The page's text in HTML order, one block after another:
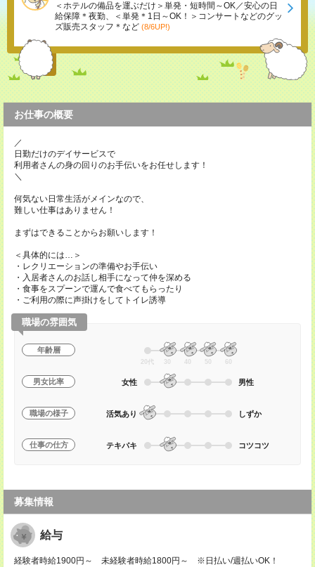
＜ホテルの備品を運ぶだけ＞単発・短時間～OK／安心の日
給保障＊夜勤、＜単発＊1日～OK！＞コンサートなどのグッ
ズ販売スタッフ＊など (8/6UP!)
お仕事の概要
／
日勤だけのデイサービスで
利用者さんの身の回りのお手伝いをお任せします！
＼
何気ない日常生活がメインなので、
難しい仕事はありません！
まずはできることからお願いします！
＜具体的には…＞
・レクリエーションの準備やお手伝い
・入居者さんのお話し相手になって仲を深める
・食事をスプーンで運んで食べてもらったり
・ご利用の際に声掛けをしてトイレ誘導
職場の雰囲気
年齢層
20代 30 40 50 60
男女比率 女性 男性
職場の様子 活気あり しずか
仕事の仕方 テキパキ コツコツ
募集情報
給与
経験者時給1900円～ 未経験者時給1800円～ ※日払い/週払いOK！